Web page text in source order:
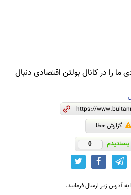
را در کانال بولتن اقتصادی دنبال
گزارش خطا
پسندیدم 0
آدرس زیر ارسال فرمایید.